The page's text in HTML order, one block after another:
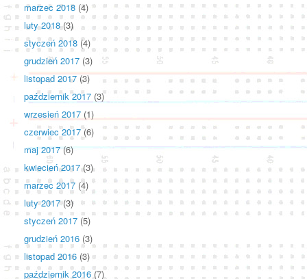
marzec 2018 (4)
luty 2018(3)
styczeń 2018 (4)
grudzień 2017 (3)
listopad 2017(3)
październik 2017 (3)
wrzesień 2017 (1)
czerwiec 2017(6)
maj 2017(6)
kwiecień 2017(3)
marzec 2017 (4)
luty 2017(3)
styczeń 2017 (5)
grudzień 2016 (3)
listopad 2016 (3)
październik 2016(7)